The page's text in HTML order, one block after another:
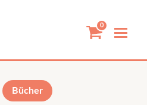
0
Bücher